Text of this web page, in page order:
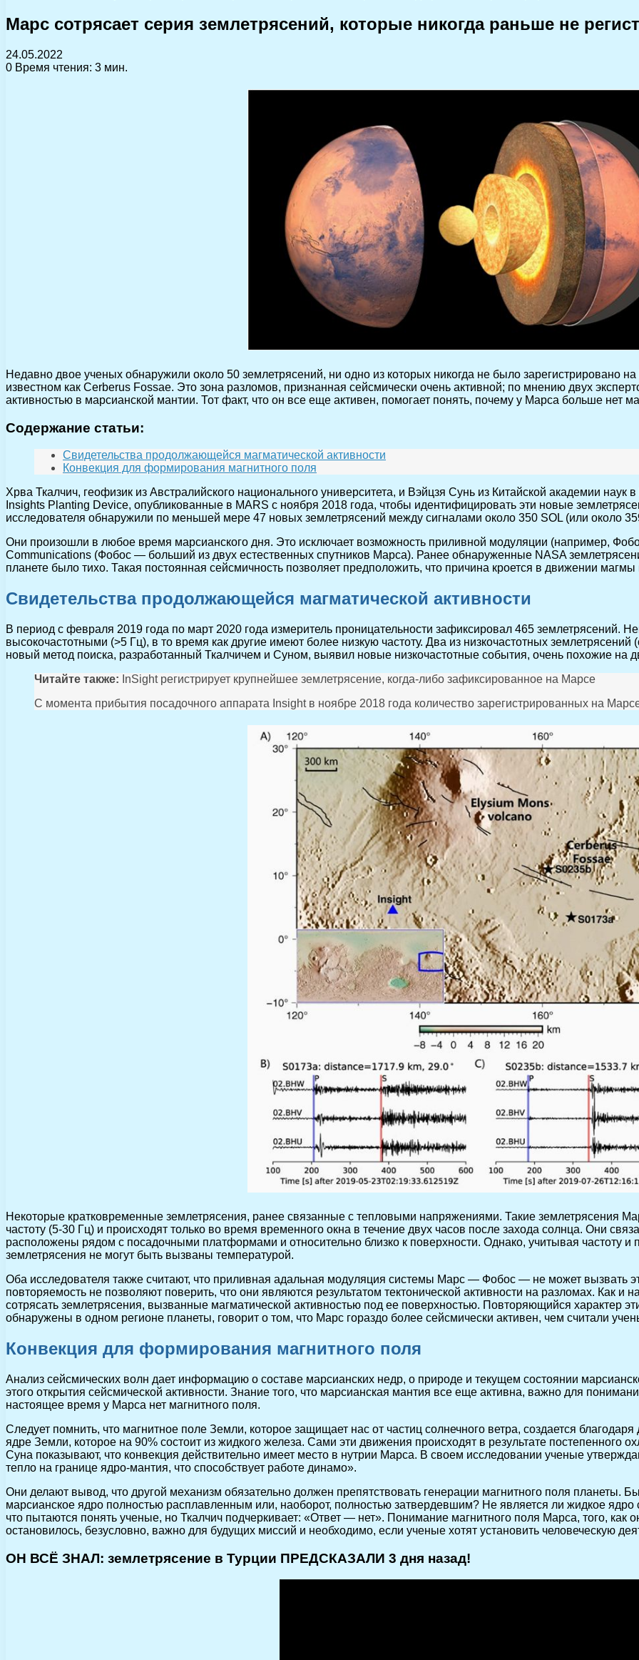
Марс сотрясает серия землетрясений, которые никогда раньше не
24.05.2022
0 Время чтения: 3 мин.
Недавно двое ученых обнаружили около 50 землетрясений, ни одно из которых никогда не было зарегистрировано
известном как Cerberus Fossae. Это зона разломов, признанная сейсмически очень активной; по мнению двух
активностью в марсианской мантии. Тот факт, что он все еще активен, помогает понять, почему у Марса больше нет
Содержание статьи:
Свидетельства продолжающейся магматической активности
Конвекция для формирования магнитного поля
Хрва Ткалчич, геофизик из Австралийского национального университета, и Вэйцзя Сунь из Китайской академии
Insights Planting Device, опубликованные в MARS с ноября 2018 года, чтобы идентифицировать эти новые
исследователя обнаружили по меньшей мере 47 новых землетрясений между сигналами около 350 SOL (или около
Они произошли в любое время марсианского дня. Это исключает возможность приливной модуляции (например,
Communications (Фобос — больший из двух естественных спутников Марса). Ранее обнаруженные NASA
планете было тихо. Такая постоянная сейсмичность позволяет предположить, что причина кроется в движении
Свидетельства продолжающейся магматической активности
В период с февраля 2019 года по март 2020 года измеритель проницательности зафиксировал 465 землетрясений.
высокочастотными (>5 Гц), в то время как другие имеют более низкую частоту. Два из низкочастотных
новый метод поиска, разработанный Ткалчичем и Суном, выявил новые низкочастотные события, очень похожие на
Читайте также: InSight регистрирует крупнейшее землетрясение, когда-либо зафиксированное на Марсе
С момента прибытия посадочного аппарата Insight в ноябре 2018 года количество зарегистрированных на
Некоторые кратковременные землетрясения, ранее связанные с тепловыми напряжениями. Такие землетрясения
частоту (5-30 Гц) и происходят только во время временного окна в течение двух часов после захода солнца. Они
расположены рядом с посадочными платформами и относительно близко к поверхности. Однако, учитывая частоту
землетрясения не могут быть вызваны температурой.
Оба исследователя также считают, что приливная адальная модуляция системы Марс — Фобос — не может вызвать
повторяемость не позволяют поверить, что они являются результатом тектонической активности на разломах. Как и
сотрясать землетрясения, вызванные магматической активностью под ее поверхностью. Повторяющийся характер
обнаружены в одном регионе планеты, говорит о том, что Марс гораздо более сейсмически активен, чем считали
Конвекция для формирования магнитного поля
Анализ сейсмических волн дает информацию о составе марсианских недр, о природе и текущем состоянии
этого открытия сейсмической активности. Знание того, что марсианская мантия все еще активна, важно для
настоящее время у Марса нет магнитного поля.
Следует помнить, что магнитное поле Земли, которое защищает нас от частиц солнечного ветра, создается
ядре Земли, которое на 90% состоит из жидкого железа. Сами эти движения происходят в результате
Суна показывают, что конвекция действительно имеет место в нутрии Марса. В своем исследовании ученые
тепло на границе ядро-мантия, что способствует работе динамо».
Они делают вывод, что другой механизм обязательно должен препятствовать генерации магнитного поля планеты.
марсианское ядро полностью расплавленным или, наоборот, полностью затвердевшим? Не является ли жидкое
что пытаются понять ученые, но Ткалчич подчеркивает: «Ответ — нет». Понимание магнитного поля Марса, того, как
остановилось, безусловно, важно для будущих миссий и необходимо, если ученые хотят установить человеческую
ОН ВСЁ ЗНАЛ: землетрясение в Турции ПРЕДСКАЗАЛИ 3 дня назад!